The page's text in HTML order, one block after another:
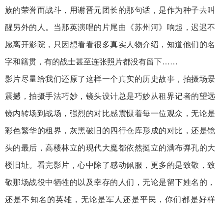
族的荣誉而战斗，用谢晋元团长的那句话，是作为种子去叫
醒另外的人。当那英演唱的片尾曲《苏州河》响起，迟迟不
愿离开影院，只因想看看很多真实人物介绍，知道他们的名
字和籍贯，有的战士甚至连张照片都没有留下……
影片尽量给我们还原了这样一个真实的历史故事，拍摄场景
震撼，拍摄手法巧妙，镜头设计总是巧妙从租界记者的望远
镜内转场到战场，强烈的对比感震慑着每一位观众，无论是
彩色繁华的租界，灰黑破旧的四行仓库形成的对比，还是镜
头的最后，高楼林立的现代大魔都依然挺立的满布弹孔的大
楼旧址。看完影片，心中除了感动佩服，更多的是致敬，致
敬那场战役中牺牲的以及幸存的人们，无论是留下姓名的，
还是不知名的英雄，无论是军人还是平民，你们都是好样